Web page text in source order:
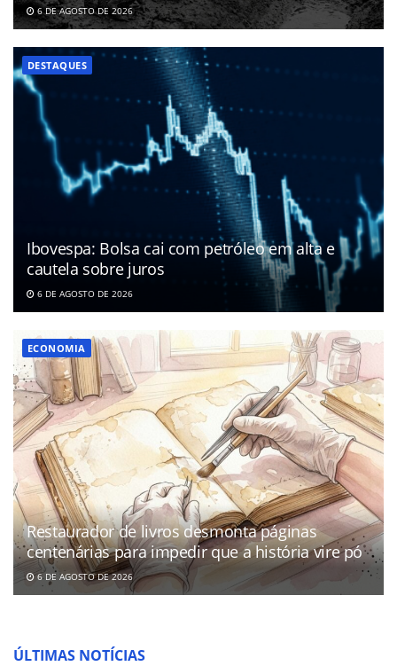
6 DE AGOSTO DE 2026
DESTAQUES
Ibovespa: Bolsa cai com petróleo em alta e
cautela sobre juros
6 DE AGOSTO DE 2026
ECONOMIA
Restaurador de livros desmonta páginas
centenárias para impedir que a história vire pó
6 DE AGOSTO DE 2026
ÚLTIMAS NOTÍCIAS